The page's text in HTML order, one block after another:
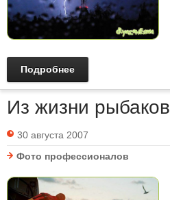
Подробнее
Из жизни рыбаков
30 августа 2007
Фото профессионалов